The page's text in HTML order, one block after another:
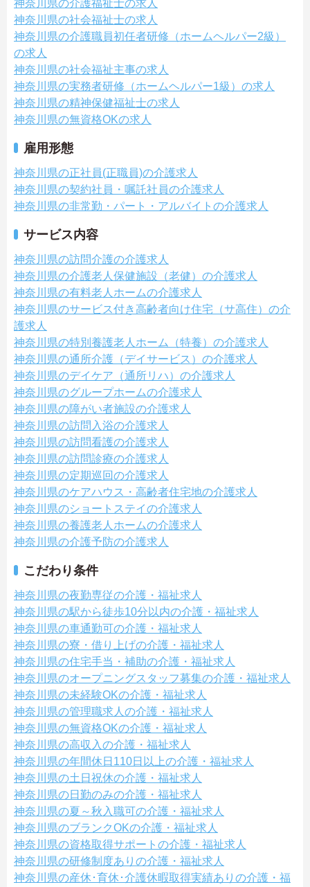
神奈川県の介護福祉士の求人
神奈川県の社会福祉士の求人
神奈川県の介護職員初任者研修（ホームヘルパー2級）
の求人
神奈川県の社会福祉主事の求人
神奈川県の実務者研修（ホームヘルパー1級）の求人
神奈川県の精神保健福祉士の求人
神奈川県の無資格OKの求人
雇用形態
神奈川県の正社員(正職員)の介護求人
神奈川県の契約社員・嘱託社員の介護求人
神奈川県の非常勤・パート・アルバイトの介護求人
サービス内容
神奈川県の訪問介護の介護求人
神奈川県の介護老人保健施設（老健）の介護求人
神奈川県の有料老人ホームの介護求人
神奈川県のサービス付き高齢者向け住宅（サ高住）の介
護求人
神奈川県の特別養護老人ホーム（特養）の介護求人
神奈川県の通所介護（デイサービス）の介護求人
神奈川県のデイケア（通所リハ）の介護求人
神奈川県のグループホームの介護求人
神奈川県の障がい者施設の介護求人
神奈川県の訪問入浴の介護求人
神奈川県の訪問看護の介護求人
神奈川県の訪問診療の介護求人
神奈川県の定期巡回の介護求人
神奈川県のケアハウス・高齢者住宅地の介護求人
神奈川県のショートステイの介護求人
神奈川県の養護老人ホームの介護求人
神奈川県の介護予防の介護求人
こだわり条件
神奈川県の夜勤専従の介護・福祉求人
神奈川県の駅から徒歩10分以内の介護・福祉求人
神奈川県の車通勤可の介護・福祉求人
神奈川県の寮・借り上げの介護・福祉求人
神奈川県の住宅手当・補助の介護・福祉求人
神奈川県のオープニングスタッフ募集の介護・福祉求人
神奈川県の未経験OKの介護・福祉求人
神奈川県の管理職求人の介護・福祉求人
神奈川県の無資格OKの介護・福祉求人
神奈川県の高収入の介護・福祉求人
神奈川県の年間休日110日以上の介護・福祉求人
神奈川県の土日祝休の介護・福祉求人
神奈川県の日勤のみの介護・福祉求人
神奈川県の夏～秋入職可の介護・福祉求人
神奈川県のブランクOKの介護・福祉求人
神奈川県の資格取得サポートの介護・福祉求人
神奈川県の研修制度ありの介護・福祉求人
神奈川県の産休･育休･介護休暇取得実績ありの介護・福